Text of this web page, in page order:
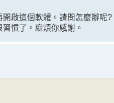
啟這個軟體。請問怎麼辦呢?
慣了。麻煩你感謝。